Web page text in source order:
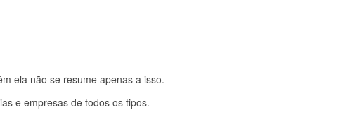
ela não se resume apenas a isso.
e empresas de todos os tipos.